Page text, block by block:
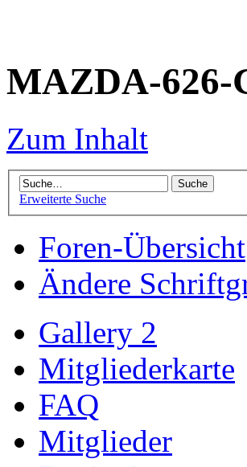
MAZDA-626-
Zum Inhalt
Erweiterte Suche
Foren-Übersicht
Ändere
Gallery 2
Mitgliederkarte
FAQ
Mitglieder